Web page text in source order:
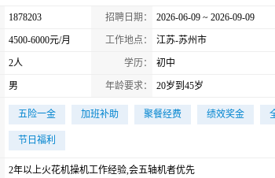
1878203 招聘日期： 2026-06-09 ~ 2026-09-09
4500-6000元/月 工作地点： 江苏-苏州市
2人 学历： 初中
男 年龄要求： 20岁到45岁
五险一金 加班补助 聚餐经费 绩效奖金
节日福利
2年以上火花机操机工作经验,会五轴机者优先